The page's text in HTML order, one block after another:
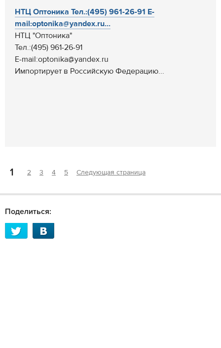
НТЦ Оптоника Тел.:(495) 961-26-91 Е-
mail:optonika@yandex.ru...
НТЦ "Оптоника"
Тел.:(495) 961-26-91
Е-mail:optonika@yandex.ru
Импортирует в Российскую Федерацию...
1 2 3 4 5 Следующая страница
Поделиться: